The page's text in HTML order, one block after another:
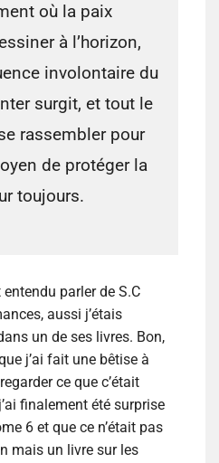
où la paix
à l’horizon,
involontaire du
surgit, et tout le
rassembler pour
de protéger la
toujours.
parler de S.C
aussi j’étais
un de ses livres. Bon,
j’ai fait une bêtise à
ce que c’était
finalement été surprise
6 et que ce n’était pas
mais un livre sur les